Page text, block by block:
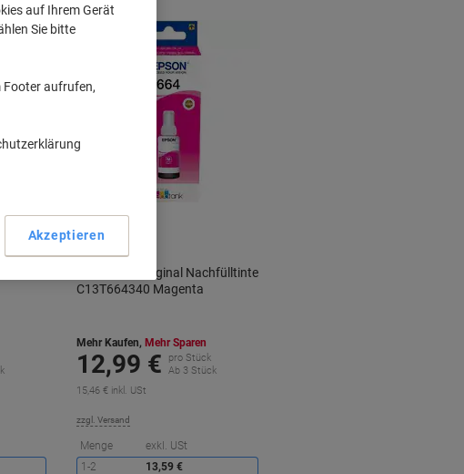
sparen
Epson 664 Original Nachfülltinte
C13T664340 Magenta
Mehr Kaufen, Mehr Sparen
12,99 €
pro Stück
Ab 3 Stück
15,46 € inkl. USt
zzgl. Versand
Menge exkl. USt
1-2
13,59 €
auf Ihrem Gerät
Sie bitte
Footer aufrufen,
Akzeptieren